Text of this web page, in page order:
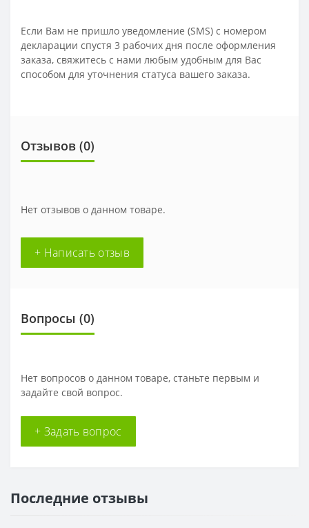
Если Вам не пришло уведомление (SMS) с номером
декларации спустя 3 рабочих дня после оформления
заказа, свяжитесь с нами любым удобным для Вас
способом для уточнения статуса вашего заказа.
Отзывов (0)
Нет отзывов о данном товаре.
+ Написать отзыв
Вопросы (0)
Нет вопросов о данном товаре, станьте первым и
задайте свой вопрос.
+ Задать вопрос
Последние отзывы